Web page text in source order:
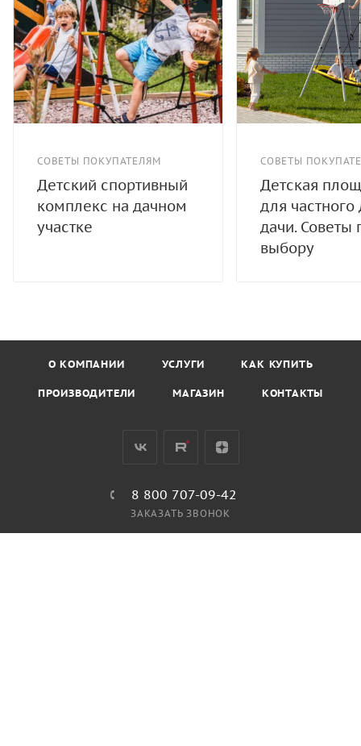
СОВЕТЫ ПОКУПАТЕЛЯМ
Детский спортивный
комплекс на дачном
участке
СОВЕТЫ
Детская
для
дачи. Советы
выбору
О КОМПАНИИ УСЛУГИ КАК КУПИТЬ
ПРОИЗВОДИТЕЛИ МАГАЗИН КОНТАКТЫ
8 800 707-09-42
ЗАКАЗАТЬ ЗВОНОК